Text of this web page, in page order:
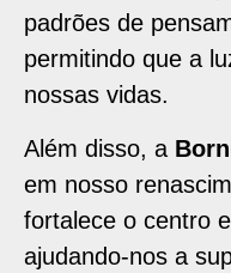
padrões de
permitindo que a
nossas vidas.
Além disso, a
em nosso
fortalece o centro
ajudando-nos a